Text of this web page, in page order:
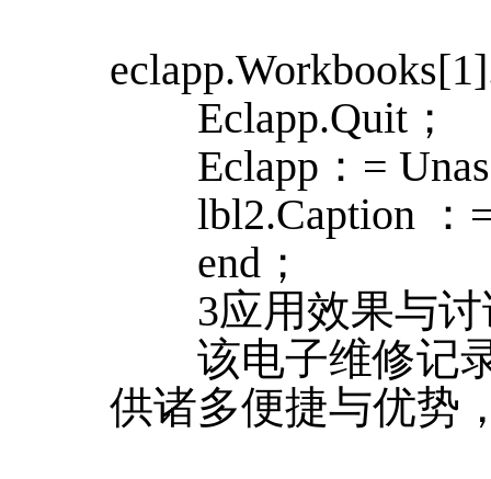
Eclapp.Quit；
Eclapp：=
lbl2.Caption ：=
end；
3应用效果与讨
该电子维修记录
供诸多便捷与优势